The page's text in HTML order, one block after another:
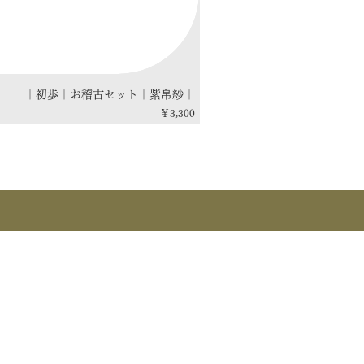
｜初歩｜お稽古セット｜紫帛紗｜
価格
￥3,300